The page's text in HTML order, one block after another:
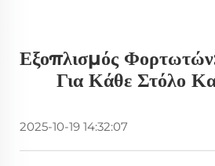
Εξοπλισμός
Για Κάθε Στόλο
2025-10-19 14:32:07